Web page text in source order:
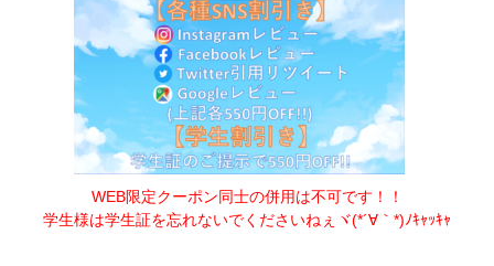
WEB限定クーポン同士の併用は不可です！！
学生様は学生証を忘れないでくださいねぇヾ(*´∀｀*)ﾉｷｬｯｷｬ